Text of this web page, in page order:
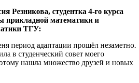
Резникова, студентка 4-го курса
прикладной математики и
ТГУ:
период адаптации прошёл незаметно.
в студенческий совет моего
нашла множество друзей и новых